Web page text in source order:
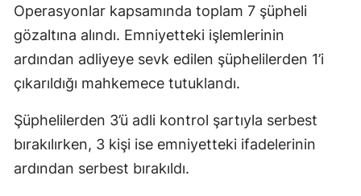
Operasyonlar kapsamında toplam 7 şüpheli
gözaltına alındı. Emniyetteki işlemlerinin
ardından adliyeye sevk edilen şüphelilerden 1’i
çıkarıldığı mahkemece tutuklandı.
Şüphelilerden 3’ü adli kontrol şartıyla serbest
bırakılırken, 3 kişi ise emniyetteki ifadelerinin
ardından serbest bırakıldı.